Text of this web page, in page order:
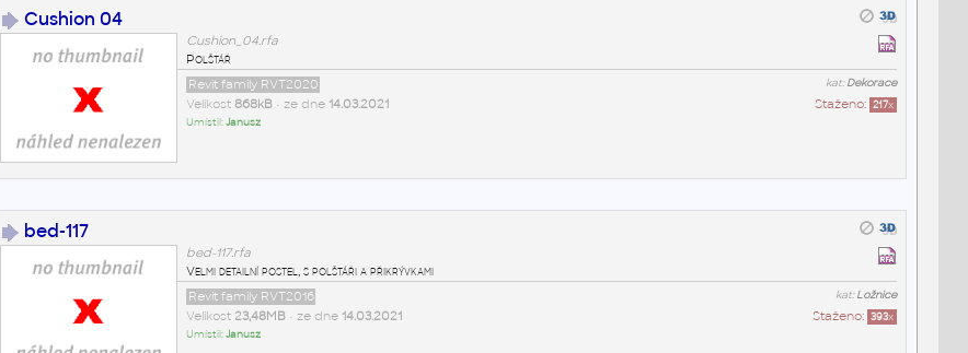
Cushion 04
Cushion_04.rfa
Polštář
kat:Dekorace
Revit family RVT2020
Staženo: 217x
Velikost 868kB• ze dne 14.03.2021
Umístil:Janusz
bed-117
bed-117.rfa
Velmi detailní postel, s polštáři a přikrývkami
kat:Ložnice
Revit family RVT2016
Staženo: 393x
Velikost 23,48MB• ze dne 14.03.2021
Umístil:Janusz